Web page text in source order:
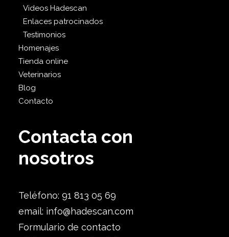
Videos Hadescan
Enlaces patrocinados
Testimonios
Homenajes
Tienda online
Veterinarios
Blog
Contacto
Contacta con
nosotros
Teléfono: 91 813 05 69
email: info@hadescan.com
Formulario de contacto